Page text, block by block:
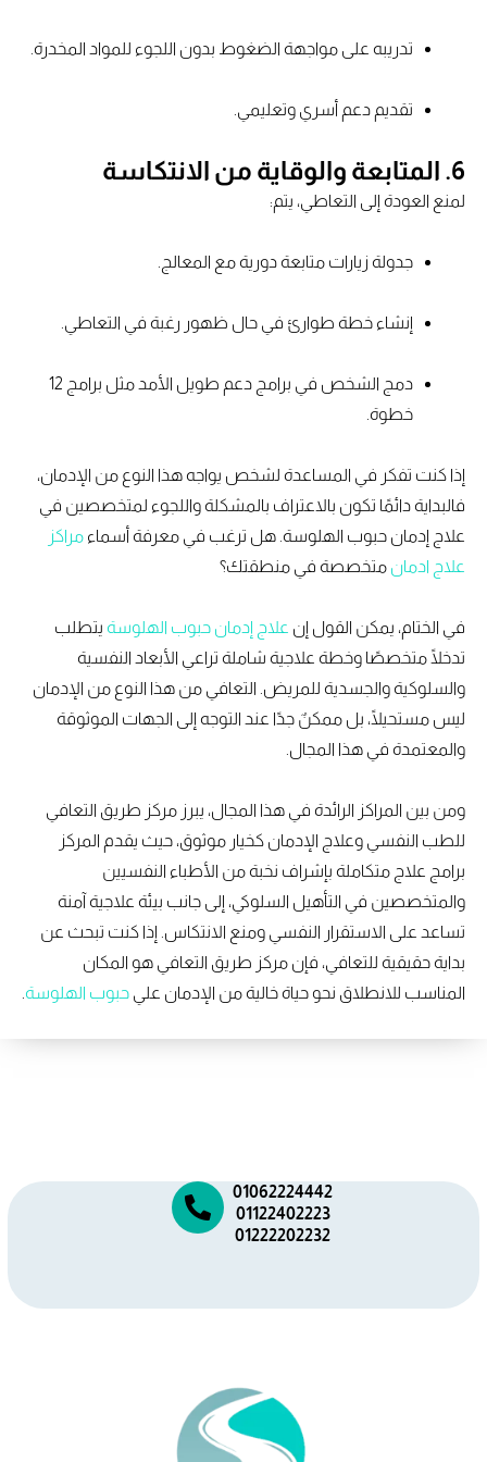
تدريبه على مواجهة الضغوط بدون اللجوء للمواد المخدرة.
تقديم دعم أسري وتعليمي.
6. المتابعة والوقاية من الانتكاسة
لمنع العودة إلى التعاطي، يتم:
جدولة زيارات متابعة دورية مع المعالج.
إنشاء خطة طوارئ في حال ظهور رغبة في التعاطي.
دمج الشخص في برامج دعم طويل الأمد مثل برامج 12
خطوة.
إذا كنت تفكر في المساعدة لشخص يواجه هذا النوع من الإدمان،
فالبداية دائمًا تكون بالاعتراف بالمشكلة واللجوء لمتخصصين في
علاج إدمان حبوب الهلوسة. هل ترغب في معرفة أسماءمراكز
علاج ادمانمتخصصة في منطقتك؟
في الختام، يمكن القول إنعلاج إدمان حبوب الهلوسة يتطلب
تدخلًا متخصصًا وخطة علاجية شاملة تراعي الأبعاد النفسية
والسلوكية والجسدية للمريض. التعافي من هذا النوع من الإدمان
ليس مستحيلًا، بل ممكنٌ جدًا عند التوجه إلى الجهات الموثوقة
والمعتمدة في هذا المجال.
ومن بين المراكز الرائدة في هذا المجال، يبرز مركز طريق التعافي
للطب النفسي وعلاج الإدمان كخيار موثوق، حيث يقدم المركز
برامج علاج متكاملة بإشراف نخبة من الأطباء النفسيين
والمتخصصين في التأهيل السلوكي، إلى جانب بيئة علاجية آمنة
تساعد على الاستقرار النفسي ومنع الانتكاس. إذا كنت تبحث عن
بداية حقيقية للتعافي، فإن مركز طريق التعافي هو المكان
المناسب للانطلاق نحو حياة خالية من الإدمان علي
حبوب الهلوسة .
01062224442
01122402223
01222202232